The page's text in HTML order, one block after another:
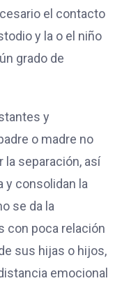
el contacto
y la o el niño
grado de
y
o madre no
la separación, así
y consolidan la
se da la
con poca relación
sus hijas o hijos,
emocional